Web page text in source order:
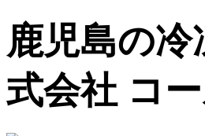
鹿児島の冷
式会社 コ